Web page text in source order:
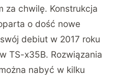
za chwilę. Konstrukcja
o dość nowe
debiut w 2017 roku
TS-x35B. Rozwiązania
nabyć w kilku